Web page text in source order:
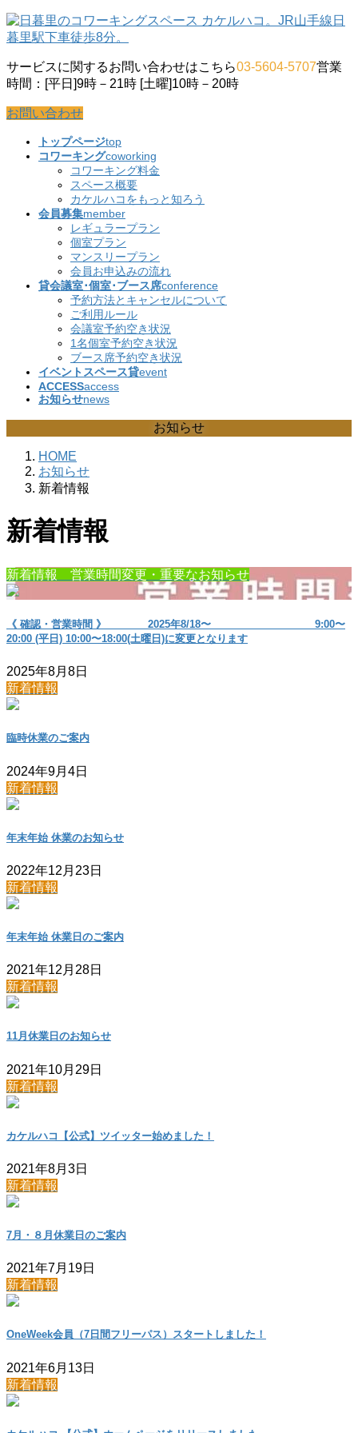
コ
ン
ン
ツ
に
移
ナ
ビ
ー
シ
ョ
ン
サービスに関するお問い合わせはこちら03-5604-5707営業
時間：[平日]9時－21時 [土曜]10時－20時
お問い合わせ
トップページtop
コワーキングcoworking
コワーキング料金
スペース概要
カケルハコをもっと知ろう
会員募集member
レギュラープラン
個室プラン
マンスリープラン
会員お申込みの流れ
貸会議室･個室･ブース席conference
予約方法とキャンセルについて
ご利用ルール
会議室予約空き状況
1名個室予約空き状況
ブース席予約空き状況
イベントスペース貸event
ACCESSaccess
お知らせnews
お知らせ
HOME
お知らせ
新着情報
新着情報
新着情報 営業時間変更・重要なお知らせ
《 確認・営業時間 》 2025年8/18〜 9:00〜
20:00 (平日) 10:00〜18:00(土曜日)に変更となります
2025年8月8日
新着情報
臨時休業のご案内
2024年9月4日
新着情報
年末年始 休業のお知らせ
2022年12月23日
新着情報
年末年始 休業日のご案内
2021年12月28日
新着情報
11月休業日のお知らせ
2021年10月29日
新着情報
カケルハコ【公式】ツイッター始めました！
2021年8月3日
新着情報
7月・８月休業日のご案内
2021年7月19日
新着情報
OneWeek会員（7日間フリーパス）スタートしました！
2021年6月13日
新着情報